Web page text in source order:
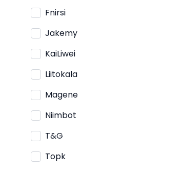
Fnirsi
Jakemy
KaiLiwei
Liitokala
Magene
Niimbot
T&G
Topk